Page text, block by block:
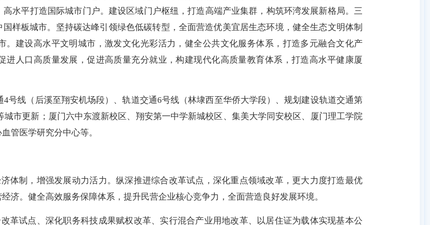
水平打造国际城市门户。建设区域门户枢纽，打造高端产业集群，构筑环湾发展新格局。三
样板城市。坚持碳达峰引领绿色低碳转型，全面营造优美宜居生态环境，健全生态文明体制
。建设高水平文明城市，激发文化光彩活力，健全公共文化服务体系，打造多元融合文化产
进人口高质量发展，促进高质量充分就业，构建现代化高质量教育体系，打造高水平健康厦
线（后溪至翔安机场段）、轨道交通6号线（林埭西至华侨大学段）、规划建设轨道交通第
市更新；厦门六中东渡新校区、翔安第一中学新城校区、集美大学同安校区、厦门理工学院
管医学研究分中心等。
制，增强发展动力活力。纵深推进综合改革试点，深化重点领域改革，更大力度打造最优
济。健全高效服务保障体系，提升民营企业核心竞争力，全面营造良好发展环境。
试点、深化职务科技成果赋权改革、实行混合产业用地改革、以居住证为载体实现基本公